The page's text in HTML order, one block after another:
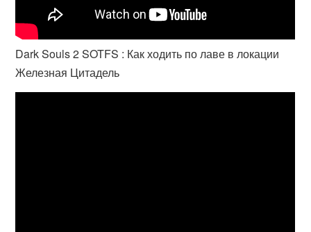
Dark Souls 2 SOTFS : Как ходить по лаве в локации
Железная Цитадель